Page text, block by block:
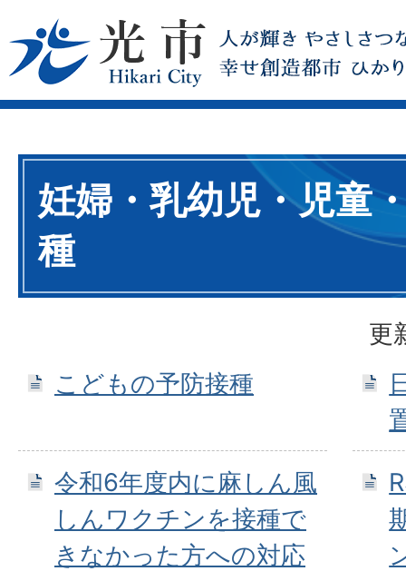
妊婦・乳幼児・児童
種
更
こどもの予防接種
令和6年度内に麻しん風
しんワクチンを接種で
きなかった方への対応